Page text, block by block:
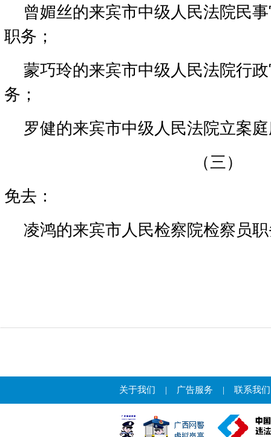
曾媚丝的来宾市中级人民法院民
职务；
蒙巧玲的来宾市中级人民法院行
务；
罗健的来宾市中级人民法院立案
（三）
免去：
凌鸿的来宾市人民检察院检察员
关于我们 | 广告服务 | 联系我们